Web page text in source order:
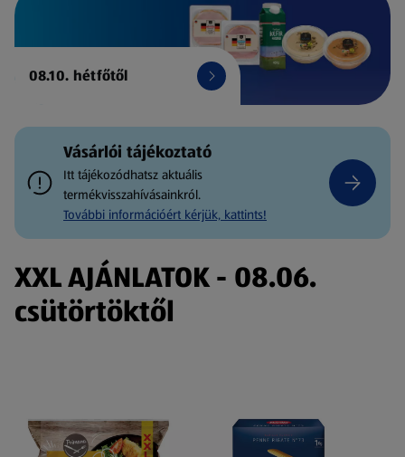
08.10. hétfőtől
Vásárlói tájékoztató
Itt tájékozódhatsz aktuális
termékvisszahívásainkról.
További információért kérjük, kattints!
XXL AJÁNLATOK - 08.06.
csütörtöktől